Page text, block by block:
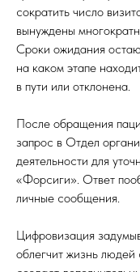
сократить число
вынуждены
Сроки ожидания
на каком этапе
в пути или отклонена.
После обращения
запрос в Отдел
деятельности для
«Форсиги». Ответ
личные сообщения.
Цифровизация
облегчит жизнь